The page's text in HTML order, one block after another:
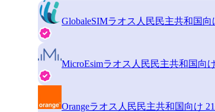
GlobaleSIMラオス人民民主共和国向
MicroEsimラオス人民民主共和国向
Orangeラオス人民民主共和国向け